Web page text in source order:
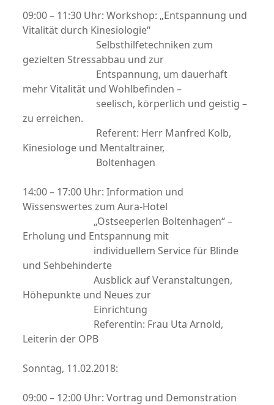
09:00 – 11:30 Uhr: Workshop: „Entspannung und
Vitalität durch Kinesiologie“
Selbsthilfetechniken zum
gezielten Stressabbau und zur
Entspannung, um dauerhaft
mehr Vitalität und Wohlbefinden –
seelisch, körperlich und geistig –
zu erreichen.
Referent: Herr Manfred Kolb,
Kinesiologe und Mentaltrainer,
Boltenhagen
14:00 – 17:00 Uhr: Information und
Wissenswertes zum Aura-Hotel
„Ostseeperlen Boltenhagen“ –
Erholung und Entspannung mit
individuellem Service für Blinde
und Sehbehinderte
Ausblick auf Veranstaltungen,
Höhepunkte und Neues zur
Einrichtung
Referentin: Frau Uta Arnold,
Leiterin der OPB
Sonntag, 11.02.2018:
09:00 – 12:00 Uhr: Vortrag und Demonstration